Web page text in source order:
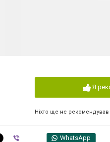
Я
Ніхто ще не рекомендував
WhatsApp